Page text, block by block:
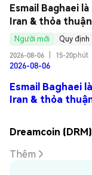
Esmail Baghaei
Iran & thỏa
Người mới
Quy định
2026-08-06
15-20phút
2026-08-06
Esmail Baghaei
Iran & thỏa
Dreamcoin
Thêm